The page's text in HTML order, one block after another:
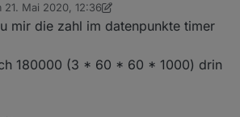
eine Sek aufaddiert, und vermutlich
auch ein Start mit 0 möglich.
21. Mai 2020, 12:36
von OliverIO
mir die zahl im datenpunkte timer
180000 (3 * 60 * 60 * 1000) drin